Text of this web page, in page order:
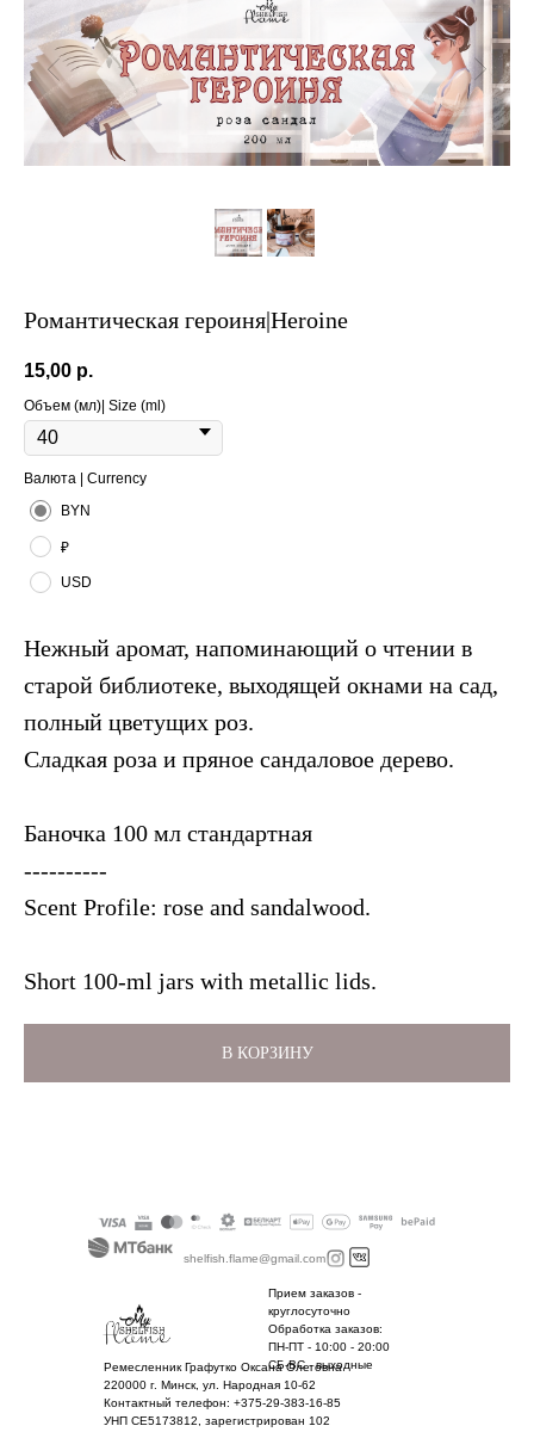
Романтическая героиня|Heroine
15,00 р.
Объем (мл)| Size (ml)
Валюта | Currency
BYN
₽
USD
Нежный аромат, напоминающий о чтении в
старой библиотеке, выходящей окнами на сад,
полный цветущих роз.
Сладкая роза и пряное сандаловое дерево.
Баночка 100 мл стандартная
----------
Scent Profile: rose and sandalwood.
Short 100-ml jars with metallic lids.
В КОРЗИНУ
shelfish.flame@gmail.com
Прием заказов -
круглосуточно
Обработка заказов:
ПН-ПТ - 10:00 - 20:00
СБ-ВС - выходные
Ремесленник Графутко Оксана Олеговна
220000 г. Минск, ул. Народная 10-62
Контактный телефон: +375-29-383-16-85
УНП CE5173812, зарегистрирован 102